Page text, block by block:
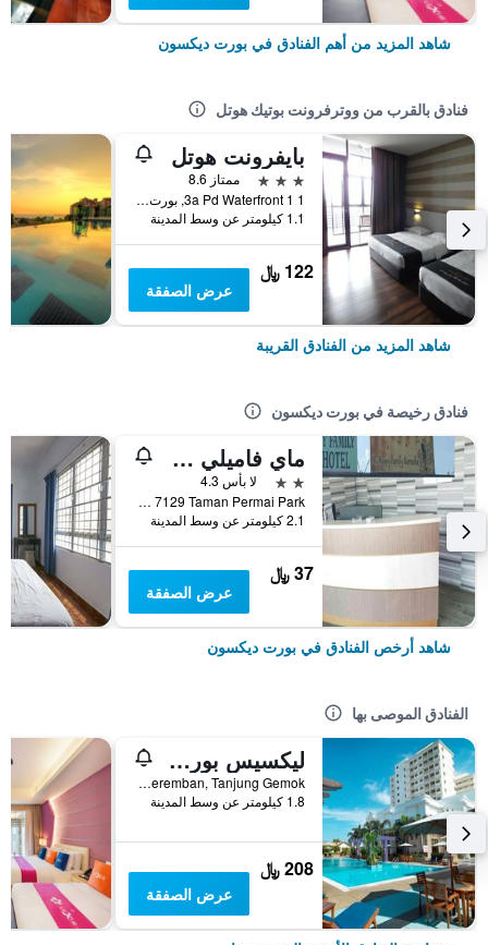
شاهد المزيد من أهم الفنادق في بورت ديكسون
فنادق بالقرب من ووترفرونت بوتيك هوتل
بايفرونت هوتل
3 نجوم
ممتاز 8.6
1 1 3a Pd Waterfront, بورت ديكسون, ماليزيا
1.1 كيلومتر عن وسط المدينة
122 ﷼
عرض الصفقة
شاهد المزيد من الفنادق القريبة
فنادق رخيصة في بورت ديكسون
ماي فاميلي هوتل
2 نجمتين
لا بأس 4.3
PT 7129 Taman Permai Park, بورت ديكسون, ماليزيا
2.1 كيلومتر عن وسط المدينة
37 ﷼
عرض الصفقة
شاهد أرخص الفنادق في بورت ديكسون
الفنادق الموصى بها
ليكسيس بورت ديكسون
Bt 2, Jln Seremban, Tanjung Gemok, بورت ديكسون, ماليزيا
1.8 كيلومتر عن وسط المدينة
208 ﷼
عرض الصفقة